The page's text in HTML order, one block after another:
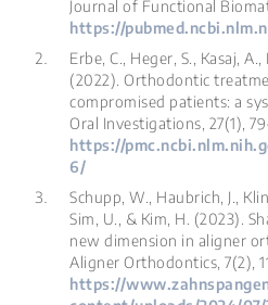
Journal of Functional
https://
Erbe, C., Heger, S., Kasaj,
(2022). Orthodontic
compromised patients: a
Oral Investigations 27(1),
https://
6/
Schupp, W., Haubrich, J.,
Sim, U., & Kim, H. (2023).
new dimension in aligner
Aligner Orthodontics 7(2),
https://